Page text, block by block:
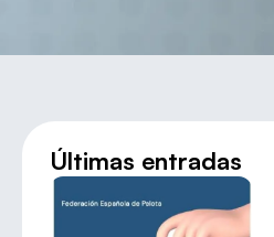
Últimas entradas